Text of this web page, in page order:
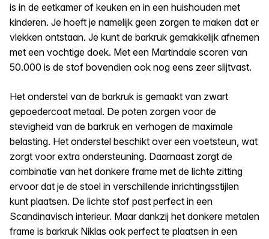
is in de eetkamer of keuken en in een huishouden met
kinderen. Je hoeft je namelijk geen zorgen te maken dat er
vlekken ontstaan. Je kunt de barkruk gemakkelijk afnemen
met een vochtige doek. Met een Martindale scoren van
50.000 is de stof bovendien ook nog eens zeer slijtvast.
Het onderstel van de barkruk is gemaakt van zwart
gepoedercoat metaal. De poten zorgen voor de
stevigheid van de barkruk en verhogen de maximale
belasting. Het onderstel beschikt over een voetsteun, wat
zorgt voor extra ondersteuning. Daarnaast zorgt de
combinatie van het donkere frame met de lichte zitting
ervoor dat je de stoel in verschillende inrichtingsstijlen
kunt plaatsen. De lichte stof past perfect in een
Scandinavisch interieur. Maar dankzij het donkere metalen
frame is barkruk Niklas ook perfect te plaatsen in een